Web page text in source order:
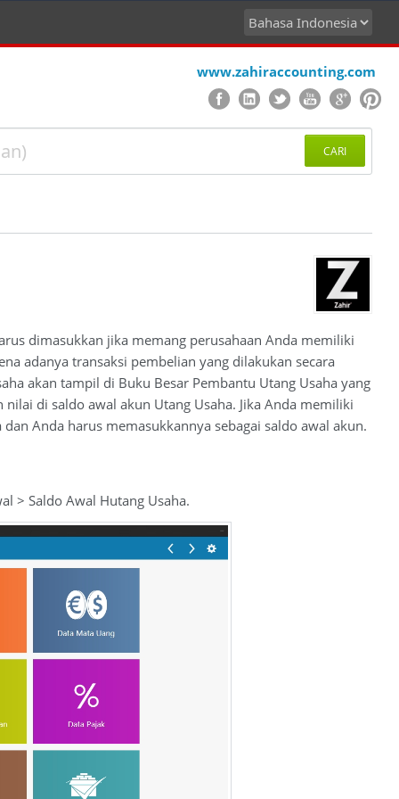
www.zahiraccounting.com
CARI
dimasukkan jika memang perusahaan Anda memiliki
adanya transaksi pembelian yang dilakukan secara
akan tampil di Buku Besar Pembantu Utang Usaha yang
di saldo awal akun Utang Usaha. Jika Anda memiliki
Anda harus memasukkannya sebagai saldo awal akun.
> Saldo Awal Hutang Usaha.